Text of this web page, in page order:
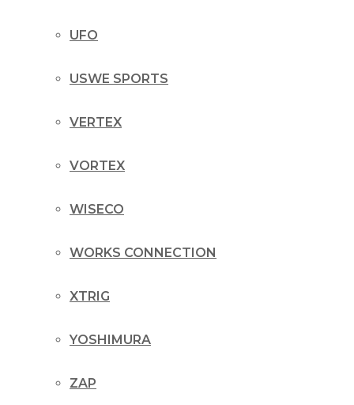
UFO
USWE SPORTS
VERTEX
VORTEX
WISECO
WORKS CONNECTION
XTRIG
YOSHIMURA
ZAP